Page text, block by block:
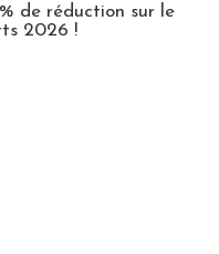
de réduction sur le
2026 !